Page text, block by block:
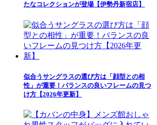
たなコレクションが登場【伊勢丹新宿店】
似合うサングラスの選び方は「顔型との相
性」が重要！バランスの良いフレームの見つ
け方【2026年更新】